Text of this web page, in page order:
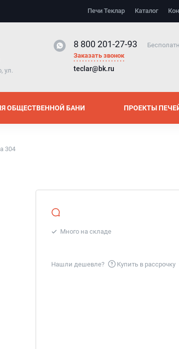
Печи Теклар Каталог
ул.
8 800 201-27-93
Заказать звонок
teclar@bk.ru
ОБЩЕСТВЕННОЙ БАНИ ПРОЕКТЫ
304
Много на складе
Нашли дешевле? Купить в рассрочку